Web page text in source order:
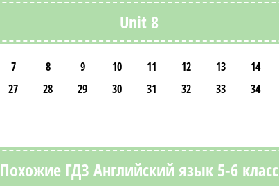
Unit 8
7 8 9 10 11 12 13 14
27 28 29 30 31 32 33 34
Похожие ГДЗ Английский язык 5-6 класс